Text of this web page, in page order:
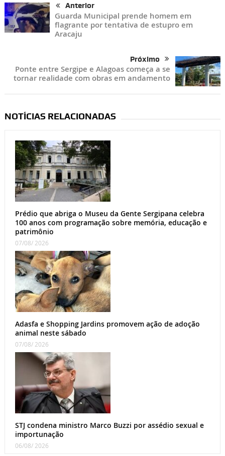
Anterior
Guarda Municipal prende homem em
flagrante por tentativa de estupro em
Aracaju
Próximo
Ponte entre Sergipe e Alagoas começa a se
tornar realidade com obras em andamento
NOTÍCIAS RELACIONADAS
Prédio que abriga o Museu da Gente Sergipana celebra
100 anos com programação sobre memória, educação e
patrimônio
07/08/ 2026
Adasfa e Shopping Jardins promovem ação de adoção
animal neste sábado
07/08/ 2026
STJ condena ministro Marco Buzzi por assédio sexual e
importunação
06/08/ 2026